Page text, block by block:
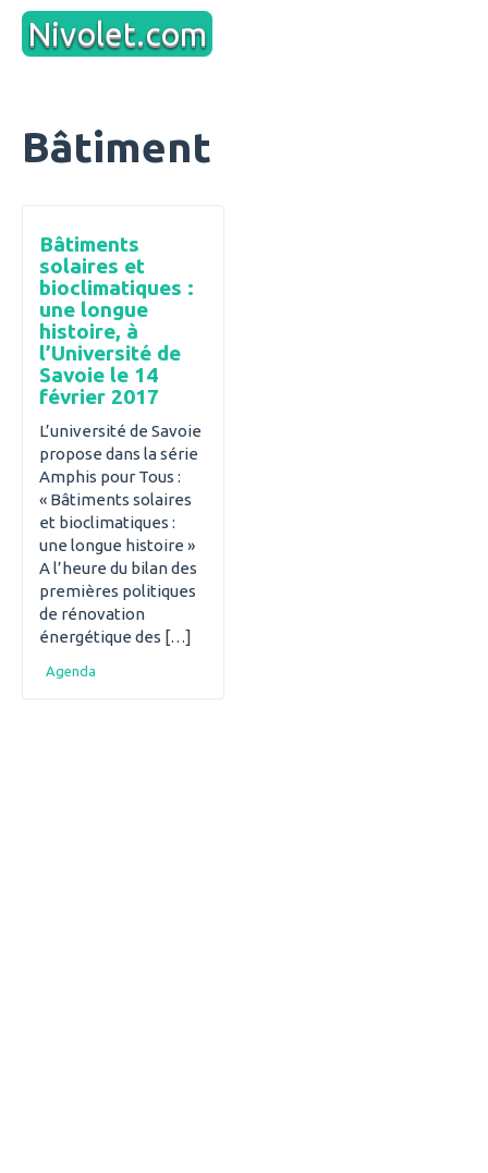
Aller
contenu
Nivolet.com
Bâtiment
Bâtiments
solaires et
bioclimatiques :
une longue
histoire, à
l’Université de
Savoie le 14
février 2017
L’université de Savoie
propose dans la série
Amphis pour Tous :
« Bâtiments solaires
et bioclimatiques :
une longue histoire »
A l’heure du bilan des
premières politiques
de rénovation
énergétique des […]
Agenda